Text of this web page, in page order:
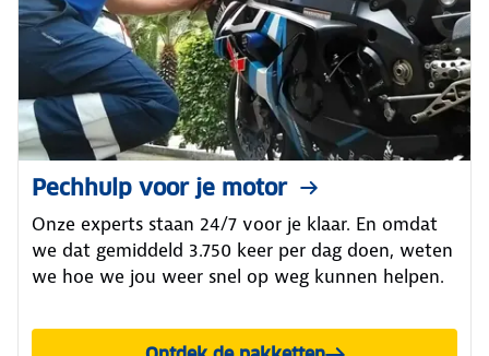
Pechhulp voor je motor
Onze experts staan 24/7 voor je klaar. En omdat
we dat gemiddeld 3.750 keer per dag doen, weten
we hoe we jou weer snel op weg kunnen helpen.